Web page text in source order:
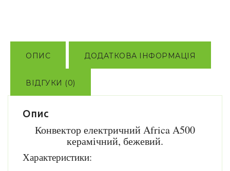
ОПИС ДОДАТКОВА ІНФОРМАЦІЯ
ВІДГУКИ (0)
Опис
Конвектор електричний Africa A500
керамічний, бежевий.
Характеристики: